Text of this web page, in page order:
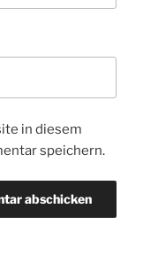
in diesem
speichern.